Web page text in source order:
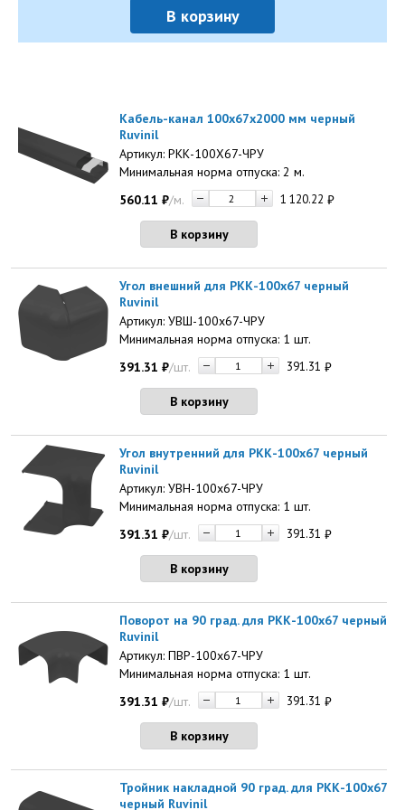
В корзину
Кабель-канал 100х67х2000 мм черный
Ruvinil
Артикул: РКК-100Х67-ЧРУ
Минимальная норма отпуска: 2 м.
560.11 ₽/м. 1 120.22 ₽
В корзину
Угол внешний для РКК-100х67 черный
Ruvinil
Артикул: УВШ-100х67-ЧРУ
Минимальная норма отпуска: 1 шт.
391.31 ₽/шт. 391.31 ₽
В корзину
Угол внутренний для РКК-100х67 черный
Ruvinil
Артикул: УВН-100х67-ЧРУ
Минимальная норма отпуска: 1 шт.
391.31 ₽/шт. 391.31 ₽
В корзину
Поворот на 90 град. для РКК-100х67 черный
Ruvinil
Артикул: ПВР-100х67-ЧРУ
Минимальная норма отпуска: 1 шт.
391.31 ₽/шт. 391.31 ₽
В корзину
Тройник накладной 90 град. для РКК-100х67
черный Ruvinil